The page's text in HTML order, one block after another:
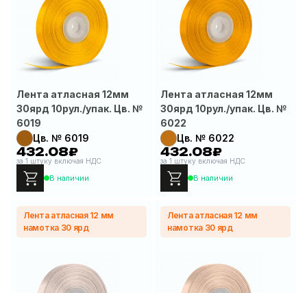
Лента атласная 12мм
30ярд 10рул./упак. Цв. №
6019
Цв. № 6019
432.08₽
за 1 штуку включая НДС
В наличии
Лента атласная 12мм
30ярд 10рул./упак. Цв. №
6022
Цв. № 6022
432.08₽
за 1 штуку включая НДС
В наличии
Лента атласная 12 мм
намотка 30 ярд
Лента атласная 12 мм
намотка 30 ярд